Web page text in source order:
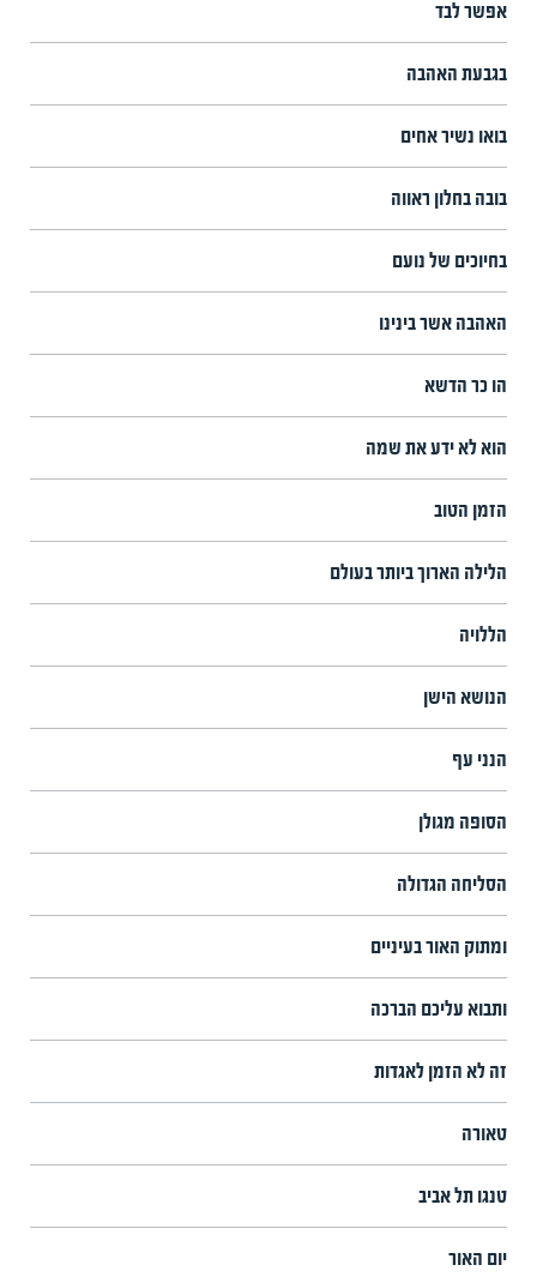
אפשר לבד
בגבעת האהבה
בואו נשיר אחים
בובה בחלון ראווה
בחיוכים של נועם
האהבה אשר בינינו
הו כר הדשא
הוא לא ידע את שמה
הזמן הטוב
הלילה הארוך ביותר בעולם
הללויה
הנושא הישן
הנני עף
הסופה מגולן
הסליחה הגדולה
ומתוק האור בעיניים
ותבוא עליכם הברכה
זה לא הזמן לאגדות
טאורה
טנגו תל אביב
יום האור